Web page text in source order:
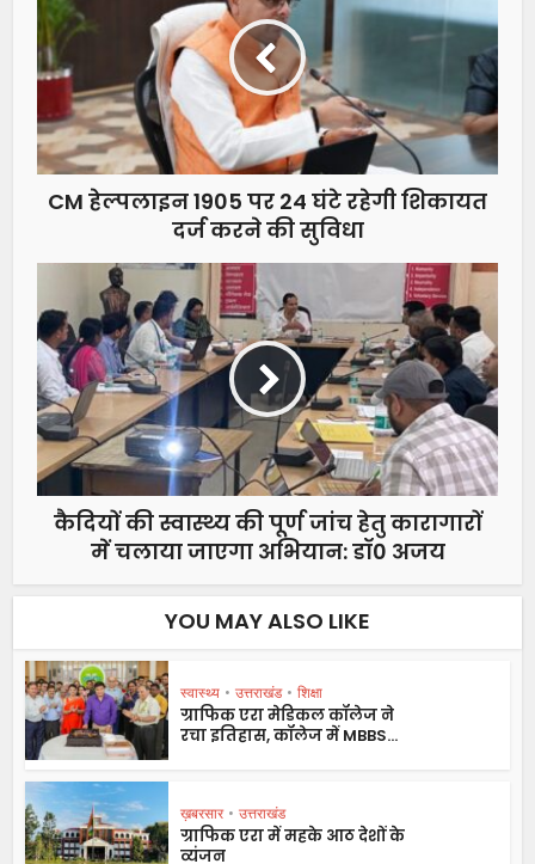
CM हेल्पलाइन 1905 पर 24 घंटे रहेगी शिकायत
दर्ज करने की सुविधा
कैदियों की स्वास्थ्य की पूर्ण जांच हेतु कारागारों
में चलाया जाएगा अभियान: डॉ0 अजय
YOU MAY ALSO LIKE
स्वास्थ्य • उत्तराखंड • शिक्षा
ग्राफिक एरा मेडिकल कॉलेज ने
रचा इतिहास, कॉलेज में MBBS...
ख़बरसार • उत्तराखंड
ग्राफिक एरा में महके आठ देशों के
व्यंजन